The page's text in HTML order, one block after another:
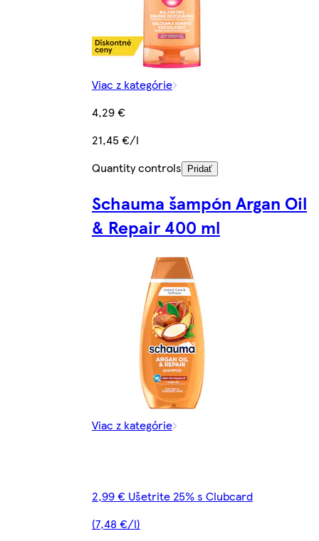
Viac z kategórie
4,29 €
21,45 €/l
Quantity controls
Pridať
Schauma šampón Argan Oil
& Repair 400 ml
Viac z kategórie
2,99 € Ušetrite 25% s Clubcard
(7,48 €/l)